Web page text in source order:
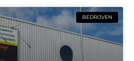
BEDRIJVEN